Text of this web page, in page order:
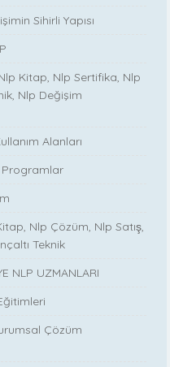
Sihirli Yapısı
Kitap, Nlp Sertifika, Nlp
Nlp Değişim
Alanları
Programlar
Nlp Çözüm, Nlp Satış,
Teknik
NLP UZMANLARI
Çözüm